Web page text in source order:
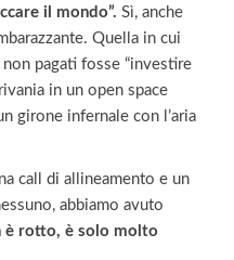
il mondo”. Sì, anche
Quella in cui
pagati fosse “investire
in un open space
girone infernale con l’aria
call di allineamento e un
abbiamo avuto
è rotto, è solo molto